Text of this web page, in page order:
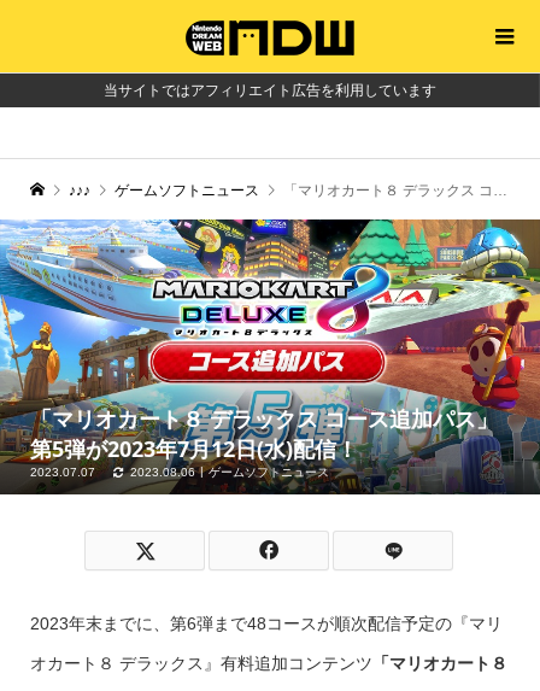
当サイトではアフィリエイト広告を利用しています
♪♪♪ ゲームソフトニュース 「マリオカート８ デラックス コース追加パス」第5弾が2023年7月12日(水)配信！
「マリオカート８ デラックス コース追加パス」
第5弾が2023年7月12日(水)配信！
2023.07.07 2023.08.06 ゲームソフトニュース
2023年末までに、第6弾まで48コースが順次配信予定の『マリ
オカート８ デラックス』有料追加コンテンツ 「マリオカート８